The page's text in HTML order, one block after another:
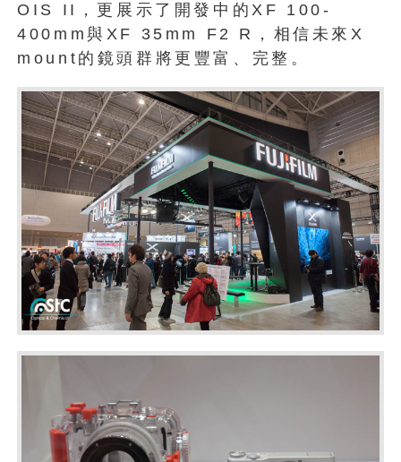
OIS II，更展示了開發中的XF 100-
400mm與XF 35mm F2 R，相信未來X
mount的鏡頭群將更豐富、完整。